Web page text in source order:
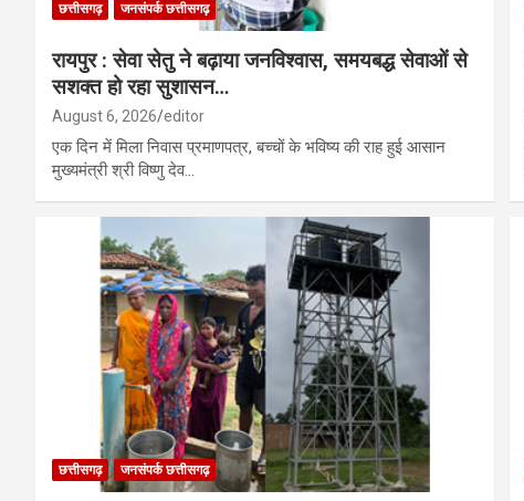
छत्तीसगढ़ जनसंपर्क छत्तीसगढ़
रायपुर : सेवा सेतु ने बढ़ाया जनविश्वास, समयबद्ध सेवाओं से
सशक्त हो रहा सुशासन…
August 6, 2026 editor
एक दिन में मिला निवास प्रमाणपत्र, बच्चों के भविष्य की राह हुई आसान
मुख्यमंत्री श्री विष्णु देव…
छत्तीसगढ़ जनसंपर्क छत्तीसगढ़